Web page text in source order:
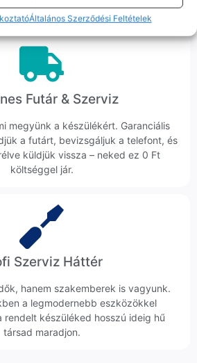
Általános Szerződési Feltételek
az ügyedet.
Futár & Szerviz
megyünk a készülékért. Garanciális
a futárt, bevizsgáljuk a telefont, és
küldjük vissza – neked ez 0 Ft
költséggel jár.
Szerviz Háttér
hanem szakemberek is vagyunk.
a legmodernebb eszközökkel
rendelt készüléked hosszú ideig hű
társad maradjon.